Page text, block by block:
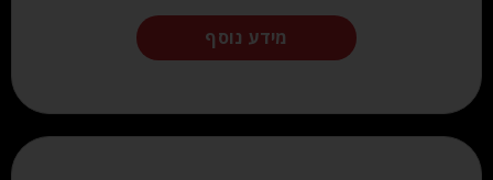
מידע נוסף